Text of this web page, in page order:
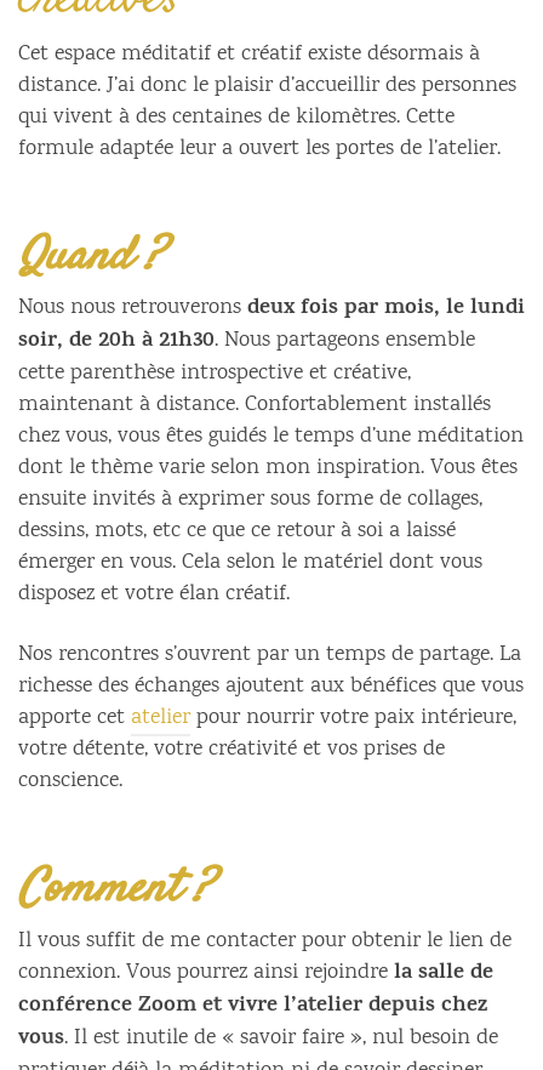
Cet espace méditatif et créatif existe désormais à
distance. J’ai donc le plaisir d’accueillir des personnes
qui vivent à des centaines de kilomètres. Cette
formule adaptée leur a ouvert les portes de l’atelier.
Quand ?
Nous nous retrouveronsdeux fois par mois, le lundi
soir, de 20h à 21h30. Nous partageons ensemble
cette parenthèse introspective et créative,
maintenant à distance. Confortablement installés
chez vous, vous êtes guidés le temps d’une méditation
dont le thème varie selon mon inspiration. Vous êtes
ensuite invités à exprimer sous forme de collages,
dessins, mots, etc ce que ce retour à soi a laissé
émerger en vous. Cela selon le matériel dont vous
disposez et votre élan créatif.
Nos rencontres s’ouvrent par un temps de partage. La
richesse des échanges ajoutent aux bénéfices que vous
apporte cetatelierpour nourrir votre paix intérieure,
votre détente, votre créativité et vos prises de
conscience.
Comment ?
Il vous suffit de me contacter pour obtenir le lien de
connexion. Vous pourrez ainsi rejoindrela salle de
conférence Zoom et vivre l’atelier depuis chez
vous. Il est inutile de « savoir faire », nul besoin de